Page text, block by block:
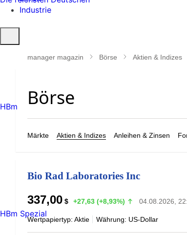
Industrie
öffnen
manager magazin Börse Aktien & Indizes
Märkte Aktien & Indizes Anleihen & Zinsen
Bio Rad Laboratories Inc
337,00 $ +27,63 (+8,93%) 04.08.2026,
Wertpapiertyp: Aktie Währung: US-Dollar
HBm
HBm Spezial